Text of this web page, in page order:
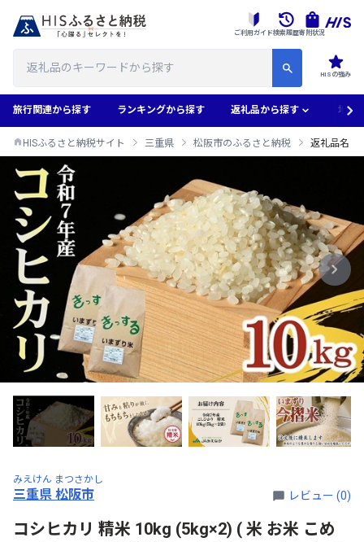
HISの強み
ご利用ガイド検索履歴寄附状況
旅行関連から探す ランキングから探す 返礼品から探す 地域
HISふるさと納税サイト 三重県 松阪市のふるさと納税 返礼品名
みえけん まつさかし
三重県 松阪市 レビュー (0)
コシヒカリ 精米 10kg (5kg×2) ( 米 お米 こめ